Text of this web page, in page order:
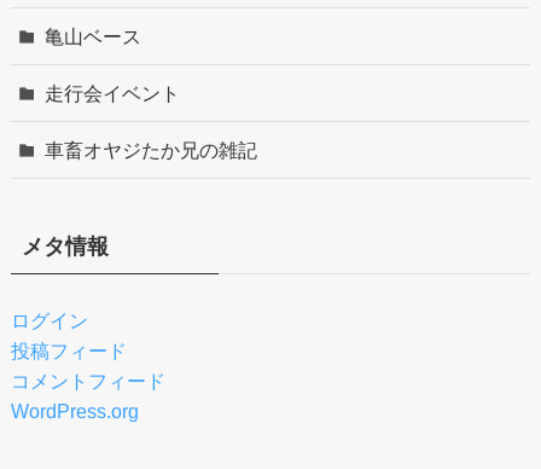
亀山ベース
走行会イベント
車畜オヤジたか兄の雑記
メタ情報
ログイン
投稿フィード
コメントフィード
WordPress.org